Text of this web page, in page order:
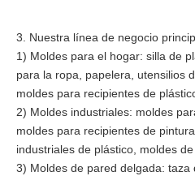
3. Nuestra línea de negocio
1) Moldes para el hogar: silla de
para la ropa, papelera, utensilios
moldes para recipientes de
2) Moldes industriales: moldes
moldes para recipientes de
industriales de plástico, moldes
3) Moldes de pared delgada: